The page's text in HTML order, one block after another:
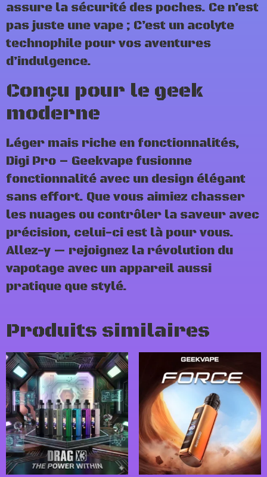
assure la sécurité des poches. Ce n’est
pas juste une vape ; C’est un acolyte
technophile pour vos aventures
d’indulgence.
Conçu pour le geek
moderne
Léger mais riche en fonctionnalités,
Digi Pro – Geekvape fusionne
fonctionnalité avec un design élégant
sans effort. Que vous aimiez chasser
les nuages ou contrôler la saveur avec
précision, celui-ci est là pour vous.
Allez-y — rejoignez la révolution du
vapotage avec un appareil aussi
pratique que stylé.
Produits similaires